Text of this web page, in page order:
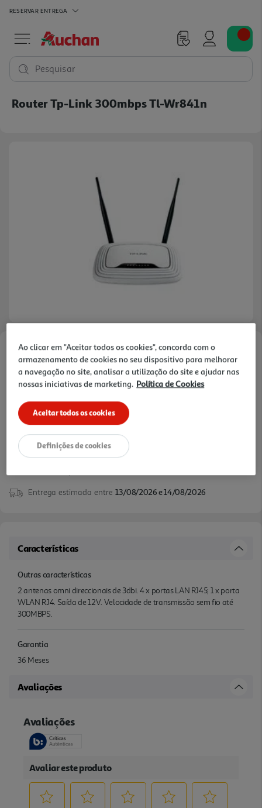
RESERVAR ENTREGA
Pesquisar
Router Tp-Link 300mbps Tl-Wr841n
Faça a sua avaliação
6935364051242
24,99 €
Entrega estimada entre 13/08/2026 e 14/08/2026
Características
Outras características
2 antenas omni direccionais de 3dbi. 4 x portas LAN RJ45; 1 x porta
WLAN RJ4. Saída de 12V. Velocidade de transmissão sem fio até
300MBPS.
Garantia
36 Meses
Avaliações
Ao clicar em "Aceitar todos os cookies", concorda com o
armazenamento de cookies no seu dispositivo para melhorar
a navegação no site, analisar a utilização do site e ajudar nas
nossas iniciativas de marketing. Política de Cookies
Aceitar todos os cookies
Definições de cookies